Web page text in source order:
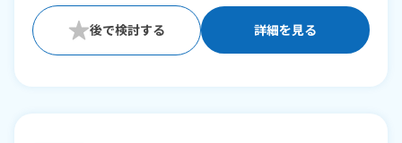
詳細を見る